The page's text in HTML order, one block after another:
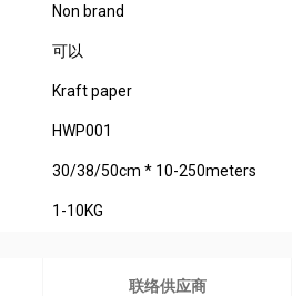
Non brand
可以
Kraft paper
HWP001
30/38/50cm * 10-250meters
1-10KG
联络供应商